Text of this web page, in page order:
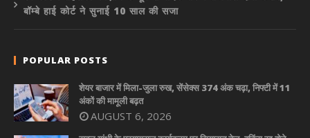
बॉम्बे हाई कोर्ट ने सुनाई 10 साल की सजा
POPULAR POSTS
शेयर बाजार में मिला-जुला रुख, सेंसेक्स 374 अंक चढ़ा, निफ्टी में 11
अंकों की मामूली बढ़त
AUGUST 6, 2026